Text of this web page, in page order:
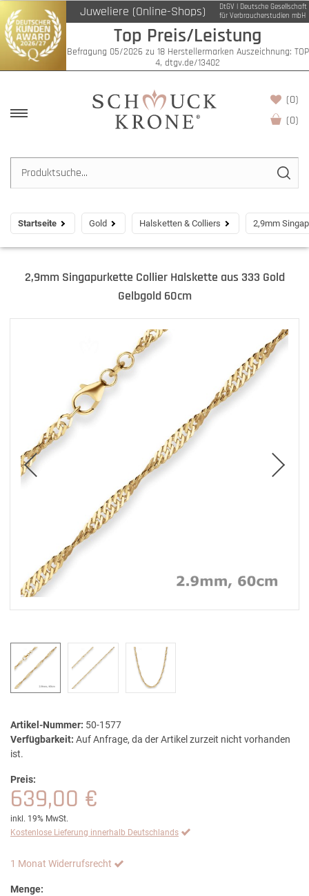
Juweliere (Online-Shops)
DtGV | Deutsche Gesellschaft
für Verbraucherstudien mbH
Top Preis/Leistung
Befragung 05/2026 zu 18 Herstellermarken Auszeichnung: TOP
4, dtgv.de/13402
(0)
(0)
Startseite Gold Halsketten & Colliers 2,9mm
2,9mm Singapurkette Collier Halskette aus 333 Gold
Gelbgold 60cm
Artikel-Nummer: 50-1577
Verfügbarkeit: Auf Anfrage, da der Artikel zurzeit nicht vorhanden
ist.
Preis:
639,00 €
inkl. 19% MwSt.
Kostenlose Lieferung innerhalb Deutschlands
1 Monat Widerrufsrecht
Menge: